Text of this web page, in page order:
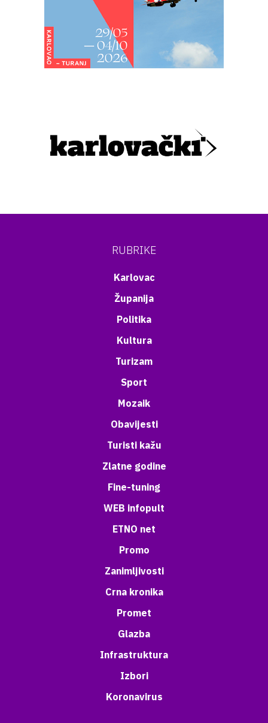
RUBRIKE
Karlovac
Županija
Politika
Kultura
Turizam
Sport
Mozaik
Obavijesti
Turisti kažu
Zlatne godine
Fine-tuning
WEB infopult
ETNO net
Promo
Zanimljivosti
Crna kronika
Promet
Glazba
Infrastruktura
Izbori
Koronavirus